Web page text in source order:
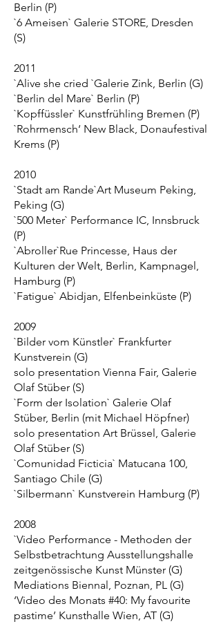
Berlin (P)
`6 Ameisen` Galerie STORE, Dresden
(S)
2011
`Alive she cried `Galerie Zink, Berlin (G)
`Berlin del Mare` Berlin (P)
`Kopffüssler` Kunstfrühling Bremen (P)
`Rohrmensch‘ New Black, Donaufestival
Krems (P)
2010
`Stadt am Rande`Art Museum Peking,
Peking (G)
`500 Meter` Performance IC, Innsbruck
(P)
`Abroller`Rue Princesse, Haus der
Kulturen der Welt, Berlin, Kampnagel,
Hamburg (P)
`Fatigue` Abidjan, Elfenbeinküste (P)
2009
`Bilder vom Künstler` Frankfurter
Kunstverein (G)
solo presentation Vienna Fair, Galerie
Olaf Stüber (S)
`Form der Isolation` Galerie Olaf
Stüber, Berlin (mit Michael Höpfner)
solo presentation Art Brüssel, Galerie
Olaf Stüber (S)
`Comunidad Ficticia` Matucana 100,
Santiago Chile (G)
`Silbermann` Kunstverein Hamburg (P)
2008
`Video Performance - Methoden der
Selbstbetrachtung Ausstellungshalle
zeitgenössische Kunst Münster (G)
Mediations Biennal, Poznan, PL (G)
‘Video des Monats #40: My favourite
pastime’ Kunsthalle Wien, AT (G)